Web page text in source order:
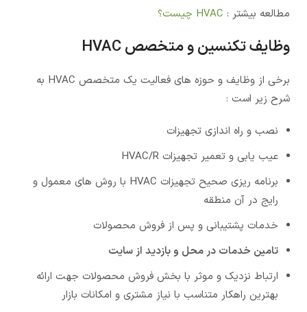
مطالعه بیشتر : HVAC چیست؟
وظایف تکنسین و متخصص HVAC
برخی از وظایف و حوزه های فعالیت یک متخصص HVAC به
شرح زیر است :
نصب و راه اندازی تجهیزات
عیب یابی و تعمیر تجهیزات HVAC/R
برنامه ریزی صحیح تجهیزات HVAC با روش های معمول و
رایج در آن منطقه
خدمات پشتیبانی و پس از فروش محصولات
تامین خدمات در محل و بازدید از سایت
ارتباط نزدیک و موثر با بخش فروش محصولات جهت ارائه
بهترین راهکار متناسب با نیاز مشتری و امکانات بازار